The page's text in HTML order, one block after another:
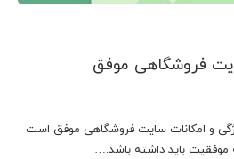
در مورد ۷۲ ویژگی و امکانات سایت فروشگاهی موفق است
باید داشته باشد.…